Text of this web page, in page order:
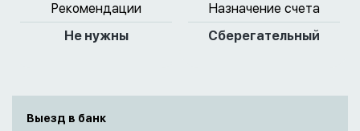
Рекомендации
Не нужны
Назначение счета
Сберегательный
Выезд в банк